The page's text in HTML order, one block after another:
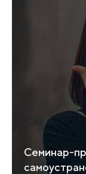
Семинар-